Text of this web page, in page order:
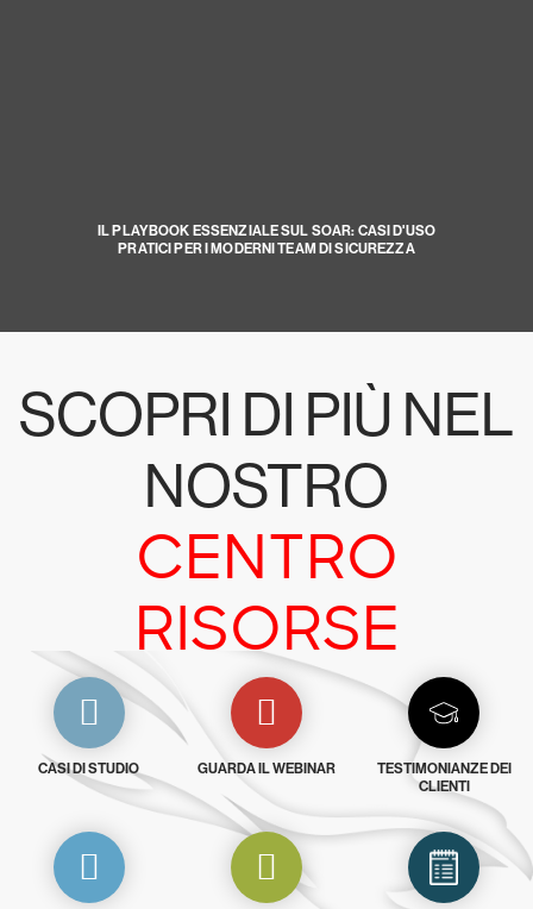
IL PLAYBOOK ESSENZIALE SUL SOAR: CASI D'USO
PRATICI PER I MODERNI TEAM DI SICUREZZA
SCOPRI DI PIÙ NEL
NOSTRO
CENTRO
RISORSE
CASI DI STUDIO GUARDA IL WEBINAR
TESTIMONIANZE DEI
CLIENTI